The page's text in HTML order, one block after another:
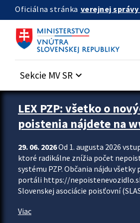
Preskocit na hlavný obsah
Oficiálna stránka verejnej správy
Sekcie MV SR keyboard_arrow_down
Zastavit automatický posun upútavok
LEX PZP: všetko o
poistenia nájdete na
29. 06. 2026Od 1. augusta 2026
ktoré radikálne znížia počet
systému PZP. Občania nájdu
portáli https://
Slovenskej asociácie poisťovní
Viac